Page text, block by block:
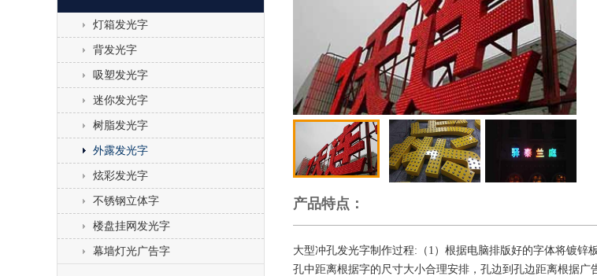
灯箱发光字
背发光字
吸塑发光字
迷你发光字
树脂发光字
外露发光字
炫彩发光字
不锈钢立体字
楼盘挂网发光字
幕墙灯光广告字
产品特点：
大型冲孔发光字制作过程:（1）根据电脑排版好的字体将镀锌
孔中距离根据字的尺寸大小合理安排，孔边到孔边距离根据